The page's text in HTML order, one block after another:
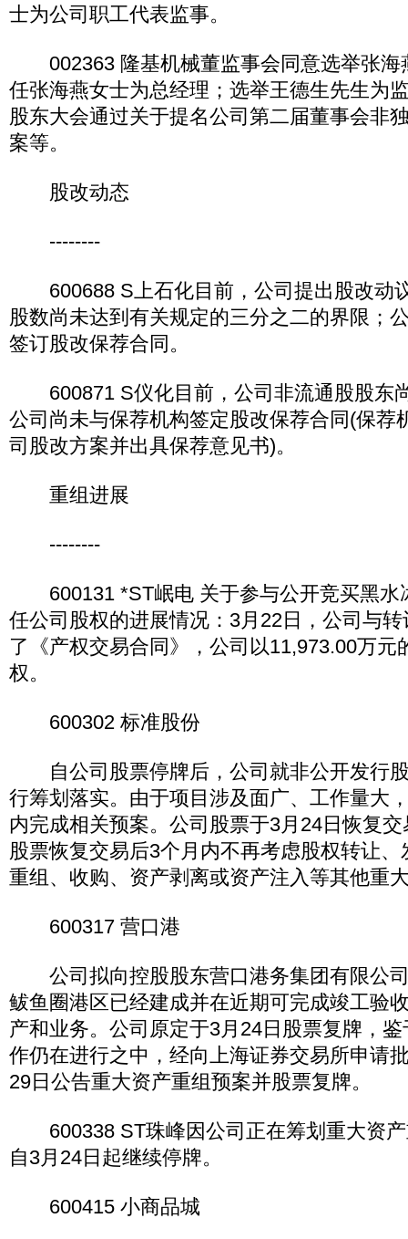
士为公司职工代表监事。
002363 隆基机械董监事会同意选举张海
任张海燕女士为总经理；选举王德生先生为
股东大会通过关于提名公司第二届董事会非
案等。
股改动态
--------
600688 S上石化目前，公司提出股改动
股数尚未达到有关规定的三分之二的界限；
签订股改保荐合同。
600871 S仪化目前，公司非流通股股东
公司尚未与保荐机构签定股改保荐合同(保荐
司股改方案并出具保荐意见书)。
重组进展
--------
600131 *ST岷电 关于参与公开竞买黑水
任公司股权的进展情况：3月22日，公司与
了《产权交易合同》，公司以11,973.00万元
权。
600302 标准股份
自公司股票停牌后，公司就非公开发行
行筹划落实。由于项目涉及面广、工作量大
内完成相关预案。公司股票于3月24日恢复
股票恢复交易后3个月内不再考虑股权转让
重组、收购、资产剥离或资产注入等其他重
600317 营口港
公司拟向控股股东营口港务集团有限公
鲅鱼圈港区已经建成并在近期可完成竣工验
产和业务。公司原定于3月24日股票复牌，
作仍在进行之中，经向上海证券交易所申请
29日公告重大资产重组预案并股票复牌。
600338 ST珠峰因公司正在筹划重大资产
自3月24日起继续停牌。
600415 小商品城